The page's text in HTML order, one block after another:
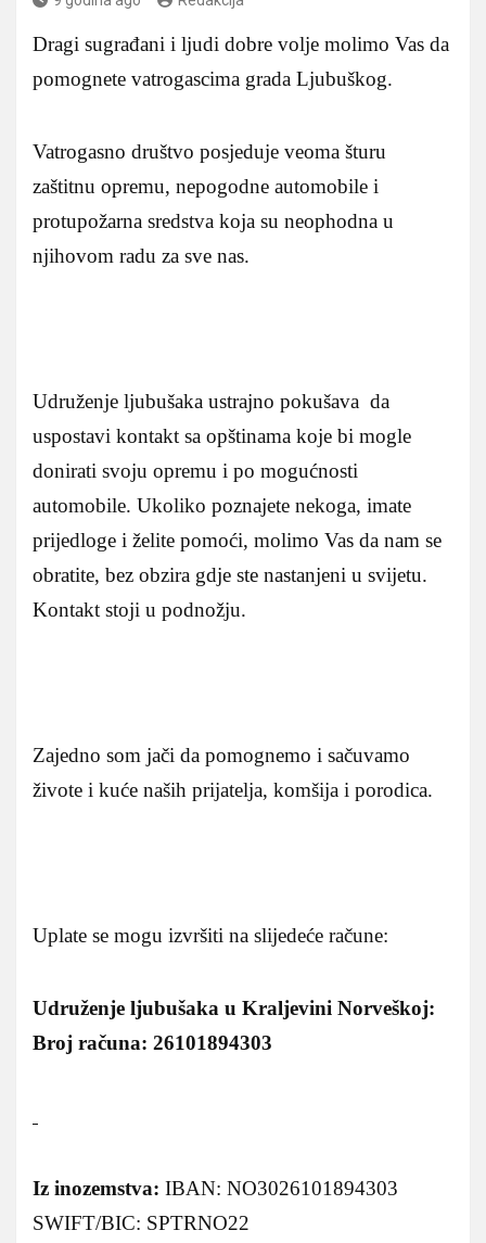
Dragi sugrađani i ljudi dobre volje molimo Vas da
pomognete vatrogascima grada Ljubuškog.
Vatrogasno društvo posjeduje veoma šturu
zaštitnu opremu, nepogodne automobile i
protupožarna sredstva koja su neophodna u
njihovom radu za sve nas.
Udruženje ljubušaka ustrajno pokušava da
uspostavi kontakt sa opštinama koje bi mogle
donirati svoju opremu i po mogućnosti
automobile. Ukoliko poznajete nekoga, imate
prijedloge i želite pomoći, molimo Vas da nam se
obratite, bez obzira gdje ste nastanjeni u svijetu.
Kontakt stoji u podnožju.
Zajedno som jači da pomognemo i sačuvamo
živote i kuće naših prijatelja, komšija i porodica.
Uplate se mogu izvršiti na slijedeće račune:
Udruženje ljubušaka u Kraljevini Norveškoj:
Broj računa: 26101894303
Iz inozemstva: IBAN: NO3026101894303
SWIFT/BIC: SPTRNO22